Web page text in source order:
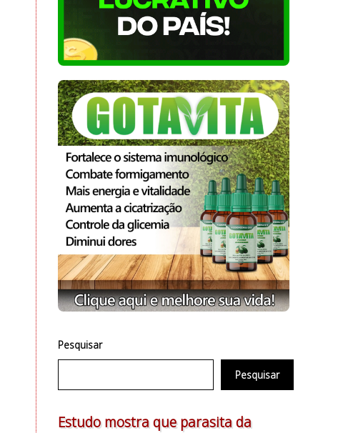
Pesquisar
Pesquisar
Estudo mostra que parasita da